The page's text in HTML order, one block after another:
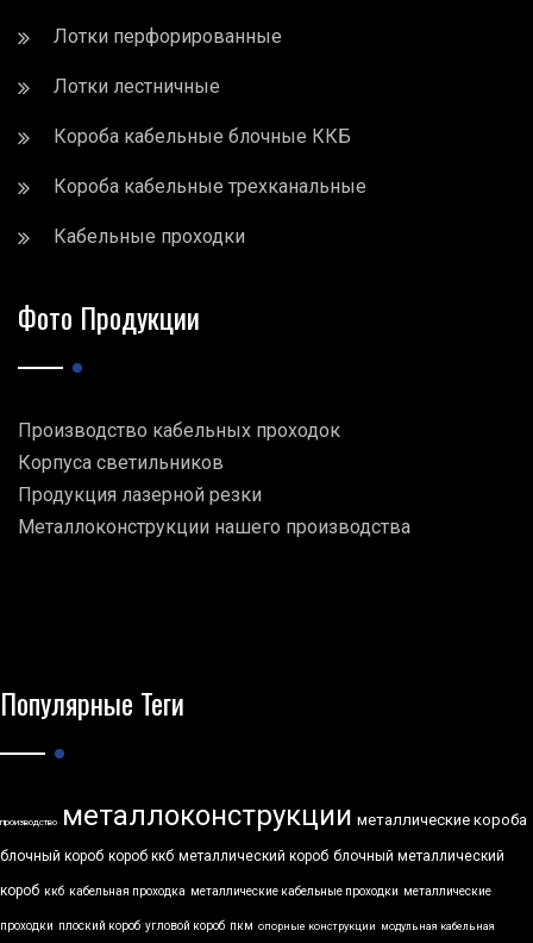
Лотки перфорированные
Лотки лестничные
Короба кабельные блочные ККБ
Короба кабельные трехканальные
Кабельные проходки
Фото Продукции
Производство кабельных проходок
Корпуса светильников
Продукция лазерной резки
Металлоконструкции нашего производства
Популярные Теги
производство металлоконструкции металлические короба
блочный короб короб ккб металлический короб блочный металлический
короб ккб кабельная проходка металлические кабельные проходки металлические
проходки плоский короб угловой короб пкм опорные конструкции модульная кабельная